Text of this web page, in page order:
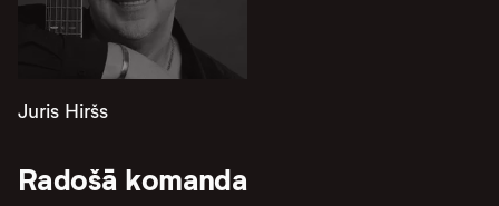
Juris Hiršs
Radošā komanda